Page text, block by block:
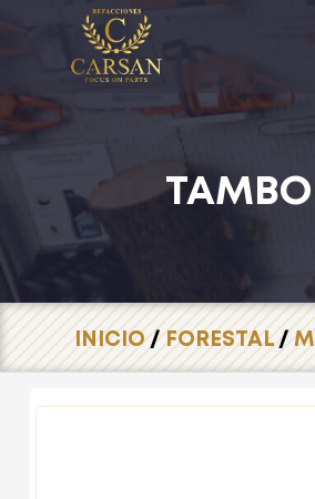
INICIO/FORESTAL/